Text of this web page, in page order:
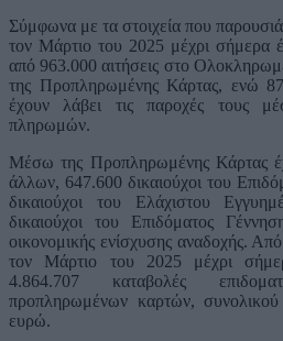
Σύμφωνα με τα στοιχεία που
τον Μάρτιο του 2025 μέχρι σήμερα
από 963.000 αιτήσεις στο
της Προπληρωμένης Κάρτας, ενώ
έχουν λάβει τις παροχές τους
πληρωμών.
Μέσω της Προπληρωμένης Κάρτας
άλλων, 647.600 δικαιούχοι του
δικαιούχοι του Ελάχιστου
δικαιούχοι του Επιδόματος
οικονομικής ενίσχυσης αναδοχής.
τον Μάρτιο του 2025 μέχρι
4.864.707 καταβολές
προπληρωμένων καρτών,
ευρώ.